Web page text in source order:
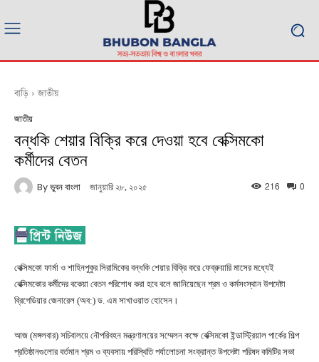
বাড়ি জাতীয়
জাতীয়
বন্ধকি শেয়ার বিক্রি করে দেওয়া হবে বেক্সিমকো
কর্মীদের বেতন
By ভুবন বাংলা জানুয়ারি ২৮, ২০২৫ 0
216
বেক্সিমকো ফার্মা ও শাহিনপুকুর সিরামিকের বন্ধকি শেয়ার বিক্রি করে ফেব্রুয়ারি মাসের মধ্যেই
বেক্সিমকোর কর্মীদের বকেয়া বেতন পরিশোধ করা হবে বলে জানিয়েছেন শ্রম ও কর্মসংস্থান উপদেষ্টা
ব্রিগেডিয়ার জেনারেল (অব:) ড. এম সাখাওয়াত হোসেন।
আজ (মঙ্গলবার) সচিবালয়ে নৌপরিবহন মন্ত্রণালয়ের সম্মেলন কক্ষে বেক্সিমকো ইন্ডাস্ট্রিয়াল পার্কের শিল্প
প্রতিষ্ঠানগুলোর বর্তমান শ্রম ও ব্যবসায় পরিস্থিতি পর্যালোচনা সংক্রান্ত উপদেষ্টা পরিষদ কমিটির সভা